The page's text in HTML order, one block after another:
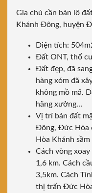
Gia chủ cần bán lô
Khánh Đông, huyện
Diện tích:
Đất ONT, thổ
Đất đẹp, đã
hàng xóm đã
không mồ mã.
hãng xưởng…
Vị trí bán đất
Đông, Đức Hòa
Hòa Khánh
Cách vòng
1,6 km. Cách
3,5km. Cách
thị trấn Đức